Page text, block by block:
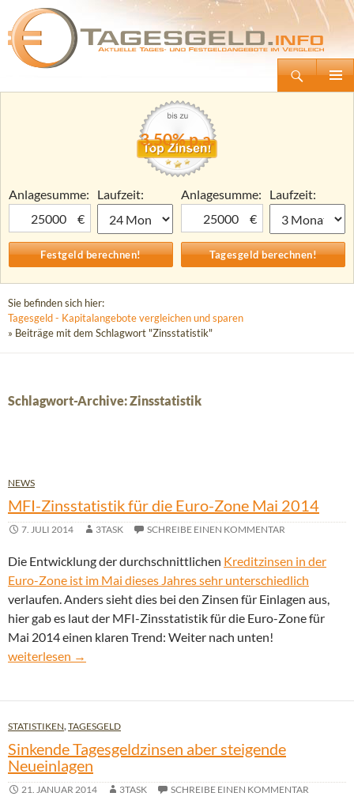
Tagesgeld.info – Tagesgeldkonten vergleichen und Tagesgeld-Zinsen berechnen
Zum
3,50% p.a.
Anlagesumme:
€
Laufzeit:
Anlagesumme:
€
Laufzeit:
Sie befinden sich hier:
Tagesgeld - Kapitalangebote vergleichen und sparen
» Beiträge mit dem Schlagwort "Zinsstatistik"
Schlagwort-Archive: Zinsstatistik
NEWS
MFI-Zinsstatistik für die Euro-Zone Mai 2014
7. JULI 2014 3TASK SCHREIBE EINEN KOMMENTAR
Die Entwicklung der durchschnittlichen Kreditzinsen in der
Euro-Zone ist im Mai dieses Jahres sehr unterschiedlich
verlaufen. Anders sieht dies bei den Zinsen für Einlagen aus,
hier gab es laut der MFI-Zinsstatistik für die Euro-Zone für
Mai 2014 einen klaren Trend: Weiter nach unten!
MFI-Zinsstatistik für die Euro-Zone Mai 2014
weiterlesen →
STATISTIKEN,TAGESGELD
Sinkende Tagesgeldzinsen aber steigende
Neueinlagen
21. JANUAR 2014 3TASK SCHREIBE EINEN KOMMENTAR